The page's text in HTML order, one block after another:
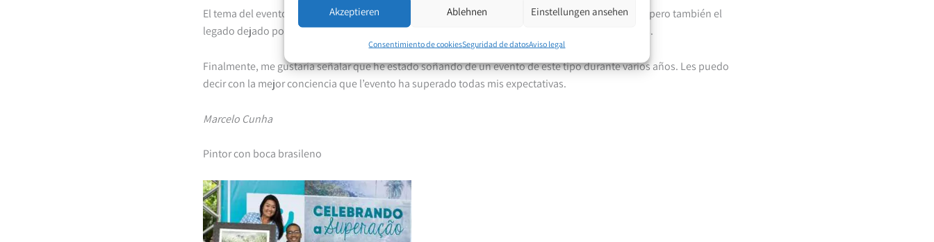
Akzeptieren Ablehnen Einstellungen ansehen
Consentimiento de cookiesSeguridad de datosAviso legal
El tema del evento «Celebrando la superación»
recordó nuestro éxito personal a lo largo del año, pero también el
legado dejado por el Sr. A. E. Stegmann. Nos permitió vivir por el arte y perseguir nuevos objetivos.
Finalmente, me gustaría señalar que he estado soñando de un evento de este tipo durante varios años. Les puedo
decir con la mejor conciencia que l’evento ha superado todas mis expectativas.
Marcelo Cunha
Pintor con boca brasileno